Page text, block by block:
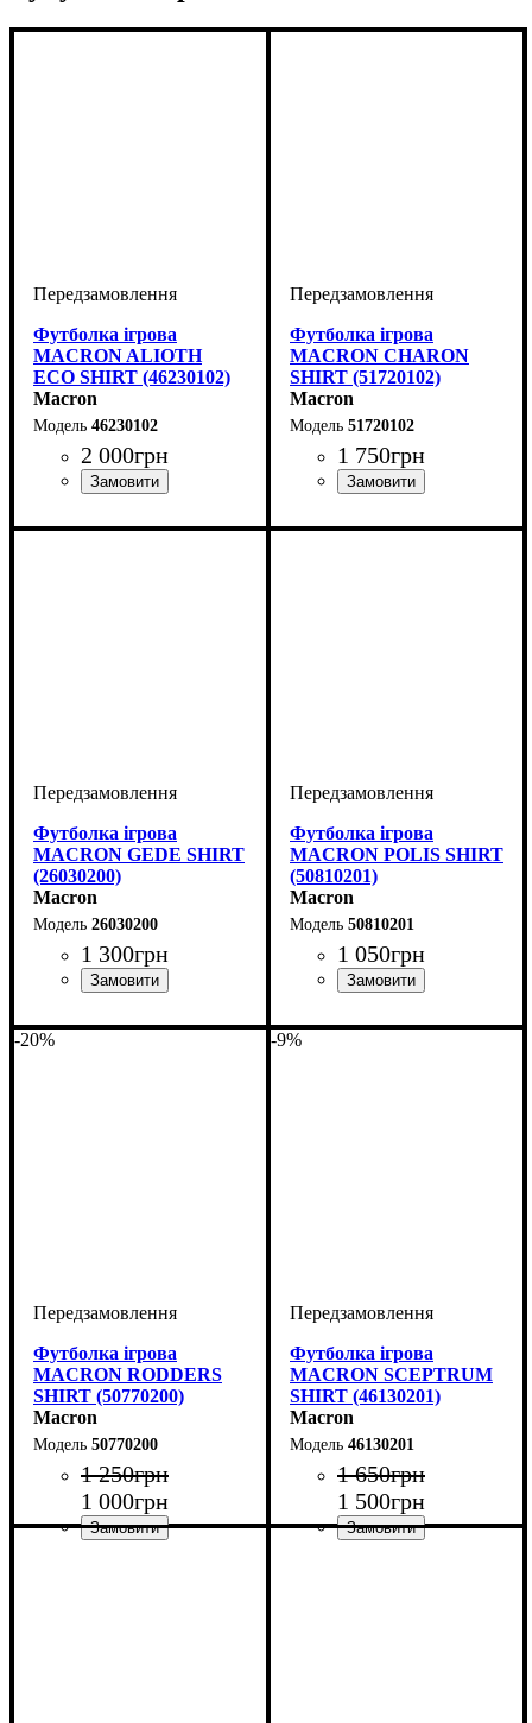
Футболка ігрова
MACRON ALIOTH
ECO SHIRT (46230102)
Macron
46230102
2 000грн
Футболка ігрова
MACRON CHARON
SHIRT (51720102)
Macron
51720102
1 750грн
Футболка ігрова
MACRON GEDE SHIRT
(26030200)
Macron
26030200
1 300грн
Футболка ігрова
MACRON POLIS SHIRT
(50810201)
Macron
50810201
1 050грн
-20%
Футболка ігрова
MACRON RODDERS
SHIRT (50770200)
Macron
50770200
1 250грн
1 000грн
-9%
Футболка ігрова
MACRON SCEPTRUM
SHIRT (46130201)
Macron
46130201
1 650грн
1 500грн